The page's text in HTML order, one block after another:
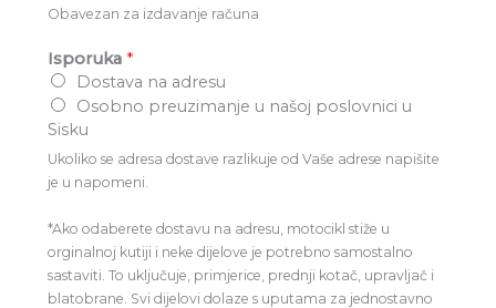
Obavezan za izdavanje računa
Isporuka *
Dostava na adresu
Osobno preuzimanje u našoj poslovnici u
Sisku
Ukoliko se adresa dostave razlikuje od Vaše adrese napišite
je u napomeni.
*Ako odaberete dostavu na adresu, motocikl stiže u
orginalnoj kutiji i neke dijelove je potrebno samostalno
sastaviti. To uključuje, primjerice, prednji kotač, upravljač i
blatobrane. Svi dijelovi dolaze s uputama za jednostavno